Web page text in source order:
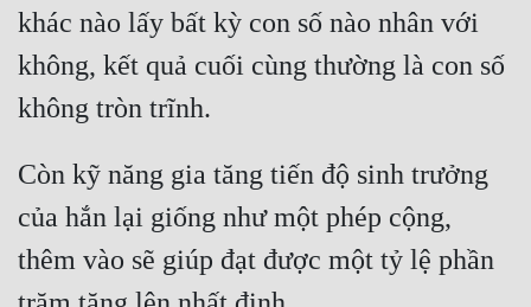
Mỹ Thực
Ngôn Tình
Ngược
Phong Thủy - Tâm Linh
Phương Tây
khác nào lấy bất kỳ con số nào nhân với
không, kết quả cuối cùng thường là con số
Còn kỹ năng gia tăng tiến độ sinh trưởng
của hắn lại giống như một phép cộng,
thêm vào sẽ giúp đạt được một tỷ lệ phần